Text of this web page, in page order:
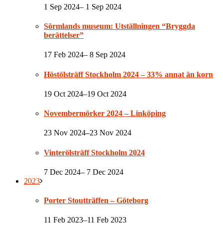
1 Sep 2024– 1 Sep 2024
Sörmlands museum: Utställningen “Bryggda
berättelser”
17 Feb 2024– 8 Sep 2024
Höstölsträff Stockholm 2024 – 33% annat än korn
19 Oct 2024–19 Oct 2024
Novembermörker 2024 – Linköping
23 Nov 2024–23 Nov 2024
Vinterölsträff Stockholm 2024
7 Dec 2024– 7 Dec 2024
2023
Porter Stoutträffen – Göteborg
11 Feb 2023–11 Feb 2023